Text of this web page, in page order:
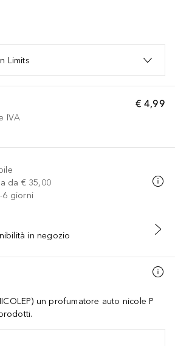
Limits
€ 4,99
IVA
da € 35,00
6 giorni
AL CARRELLO
in negozio
un profumatore auto nicole P